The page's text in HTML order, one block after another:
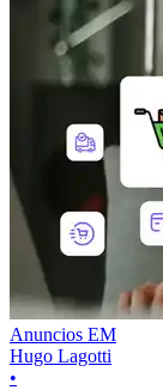
Anuncios EM
Hugo Lagotti
•